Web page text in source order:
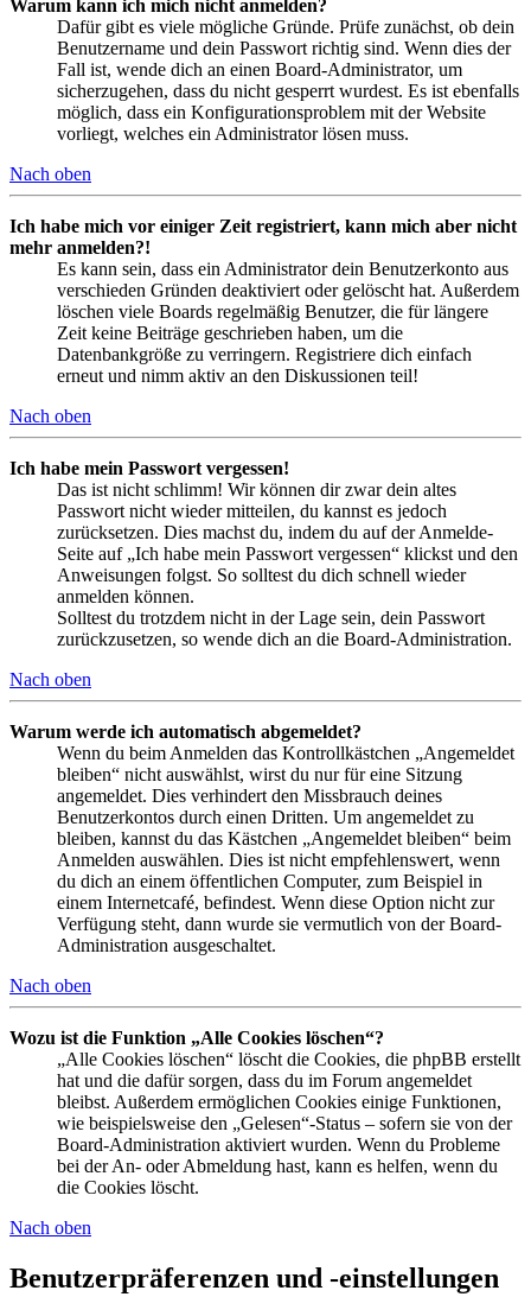
Warum kann ich mich nicht anmelden?
Dafür gibt es viele mögliche Gründe. Prüfe zunächst, ob dein
Benutzername und dein Passwort richtig sind. Wenn dies der
Fall ist, wende dich an einen Board-Administrator, um
sicherzugehen, dass du nicht gesperrt wurdest. Es ist ebenfalls
möglich, dass ein Konfigurationsproblem mit der Website
vorliegt, welches ein Administrator lösen muss.
Nach oben
Ich habe mich vor einiger Zeit registriert, kann mich aber nicht
mehr anmelden?!
Es kann sein, dass ein Administrator dein Benutzerkonto aus
verschieden Gründen deaktiviert oder gelöscht hat. Außerdem
löschen viele Boards regelmäßig Benutzer, die für längere
Zeit keine Beiträge geschrieben haben, um die
Datenbankgröße zu verringern. Registriere dich einfach
erneut und nimm aktiv an den Diskussionen teil!
Nach oben
Ich habe mein Passwort vergessen!
Das ist nicht schlimm! Wir können dir zwar dein altes
Passwort nicht wieder mitteilen, du kannst es jedoch
zurücksetzen. Dies machst du, indem du auf der Anmelde-
Seite auf „Ich habe mein Passwort vergessen“ klickst und den
Anweisungen folgst. So solltest du dich schnell wieder
anmelden können.
Solltest du trotzdem nicht in der Lage sein, dein Passwort
zurückzusetzen, so wende dich an die Board-Administration.
Nach oben
Warum werde ich automatisch abgemeldet?
Wenn du beim Anmelden das Kontrollkästchen „Angemeldet
bleiben“ nicht auswählst, wirst du nur für eine Sitzung
angemeldet. Dies verhindert den Missbrauch deines
Benutzerkontos durch einen Dritten. Um angemeldet zu
bleiben, kannst du das Kästchen „Angemeldet bleiben“ beim
Anmelden auswählen. Dies ist nicht empfehlenswert, wenn
du dich an einem öffentlichen Computer, zum Beispiel in
einem Internetcafé, befindest. Wenn diese Option nicht zur
Verfügung steht, dann wurde sie vermutlich von der Board-
Administration ausgeschaltet.
Nach oben
Wozu ist die Funktion „Alle Cookies löschen“?
„Alle Cookies löschen“ löscht die Cookies, die phpBB erstellt
hat und die dafür sorgen, dass du im Forum angemeldet
bleibst. Außerdem ermöglichen Cookies einige Funktionen,
wie beispielsweise den „Gelesen“-Status – sofern sie von der
Board-Administration aktiviert wurden. Wenn du Probleme
bei der An- oder Abmeldung hast, kann es helfen, wenn du
die Cookies löscht.
Nach oben
Benutzerpräferenzen und -einstellungen